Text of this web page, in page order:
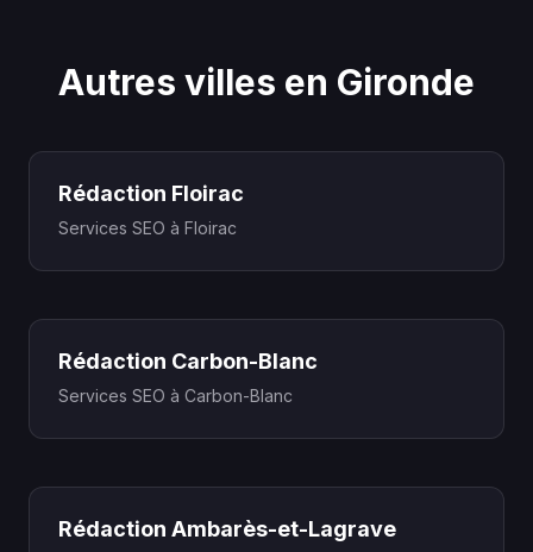
Autres villes en Gironde
Rédaction Floirac
Services SEO à Floirac
Rédaction Carbon-Blanc
Services SEO à Carbon-Blanc
Rédaction Ambarès-et-Lagrave